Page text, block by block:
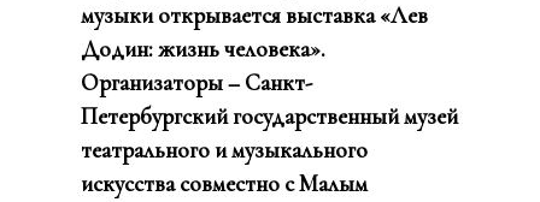
музыкиоткрывается выставка «Лев
Додин: жизнь человека».
Организаторы – Санкт-
Петербургский государственный музей
театрального и музыкального
искусства совместно с Малым